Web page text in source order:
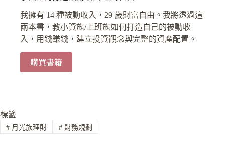
我擁有 14 種被動收入，29 歲財富自由。我將透過這
兩本書，教小資族/上班族如何打造自己的被動收
入，用錢賺錢，建立投資觀念與完整的資產配置。
購買書籍
標籤
#月光族理財 #財務規劃